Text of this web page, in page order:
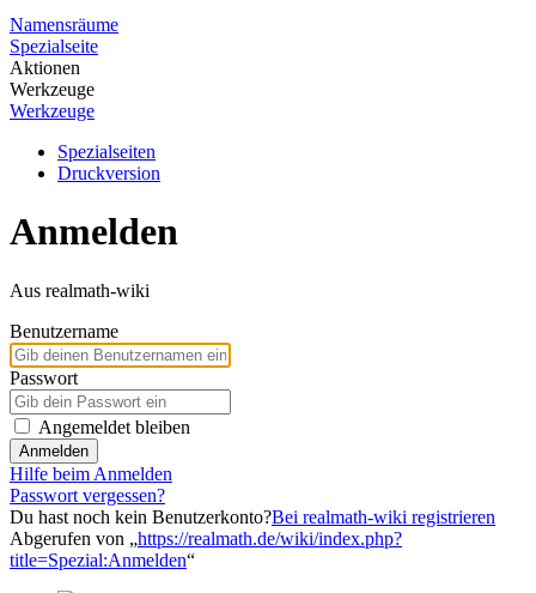
Namensräume
Spezialseite
Aktionen
Werkzeuge
Werkzeuge
Spezialseiten
Druckversion
Anmelden
Aus realmath-wiki
Benutzername
Passwort
Angemeldet bleiben
Anmelden
Hilfe beim Anmelden
Passwort vergessen?
Du hast noch kein Benutzerkonto?Bei realmath-wiki registrieren
Abgerufen von „https://realmath.de/wiki/index.php?
title=Spezial:Anmelden“